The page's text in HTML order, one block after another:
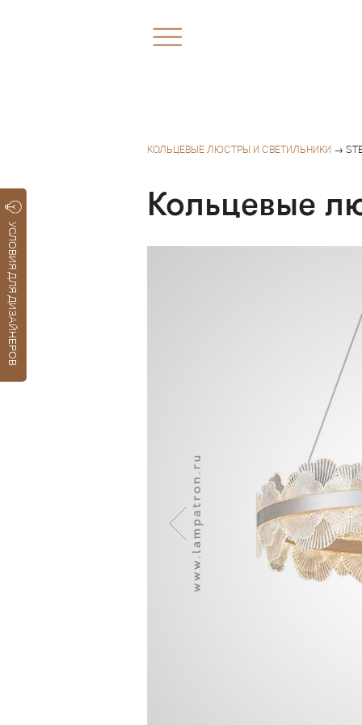
УСЛОВИЯ ДЛЯ ДИЗАЙНЕРОВ
КОЛЬЦЕВЫЕ ЛЮСТРЫ И СВЕТИЛЬНИКИ →
Кольцевые